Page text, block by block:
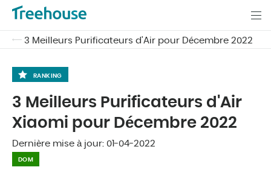
3 Meilleurs Purificateurs d'Air pour Décembre 2022
RANKING
Dernière mise à jour: 01-04-2022
DOM
3 Meilleurs Purificateurs d'Air
Xiaomi pour Décembre 2022